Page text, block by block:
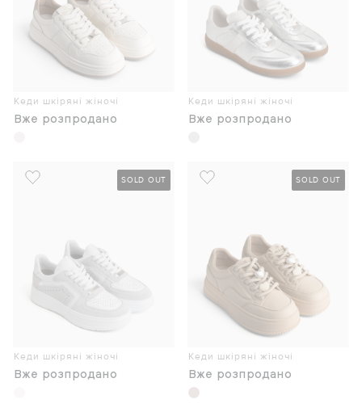
Кеди шкіряні жіночі
Вже розпродано
Кеди шкіряні жіночі
Вже розпродано
SOLD OUT
Кеди шкіряні жіночі
Вже розпродано
SOLD OUT
Кеди шкіряні жіночі
Вже розпродано